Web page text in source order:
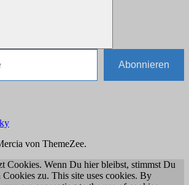
Suchen
Abonnieren
von ThemeZee.
Cookies. Wenn Du hier bleibst, stimmst Du
zu. This site uses cookies. By